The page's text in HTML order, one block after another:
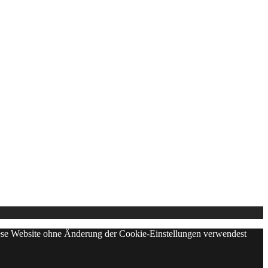
Website ohne Änderung der Cookie-Einstellungen verwendest